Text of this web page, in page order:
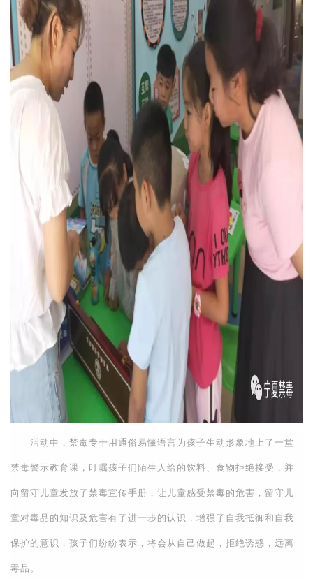
活动中，禁毒专干用通俗易懂语言为孩子生动形象地上了一堂
禁毒警示教育课，叮嘱孩子们陌生人给的饮料、食物拒绝接受，并
向留守儿童发放了禁毒宣传手册，让儿童感受禁毒的危害，留守儿
童对毒品的知识及危害有了进一步的认识，增强了自我抵御和自我
保护的意识，孩子们纷纷表示，将会从自己做起，拒绝诱惑，远离
毒品。